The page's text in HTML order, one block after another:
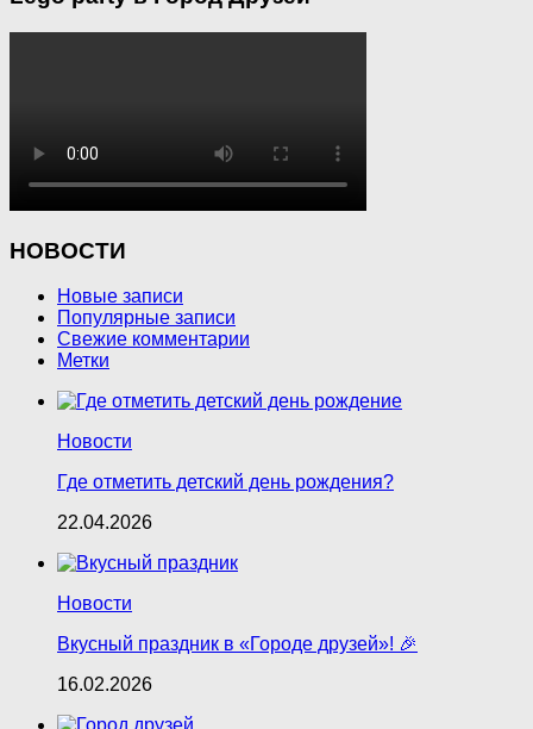
НОВОСТИ
Новые записи
Популярные записи
Свежие комментарии
Метки
Новости
Где отметить детский день рождения?
22.04.2026
Новости
Вкусный праздник в «Городе друзей»! 🎉
16.02.2026